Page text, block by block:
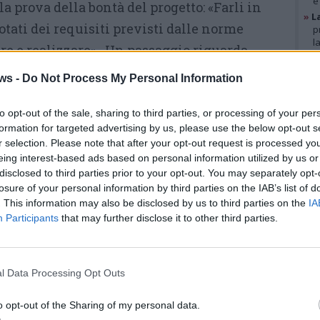
- Do Not Process My Personal Information
opt-out of the sale, sharing to third parties, or processing of your
for targeted advertising by us, please use the below opt-out
selection. Please note that after your opt-out request is processed
interest-based ads based on personal information utilized by us
to third parties prior to your opt-out. You may separately
of your personal information by third parties on the IAB’s list of
This information may also be disclosed by us to third parties on the
Participants that may further disclose it to other third parties.
Data Processing Opt Outs
opt-out of the Sharing of my personal data.
prova della bontà del progetto: «Farli in
dei requisiti previsti dalle norme
e realizzare» . Un passaggio riguarda
«Dare in gestione il parco può
ed esprimere tutte le diverse
stato pensato, caffetteria compresa» .
Il gruppo civico sottolinea di
aver atteso «da mesi una
occasione come questa» perché
convinto che «avrebbe
“Fine delle narrazioni
distorte”
»